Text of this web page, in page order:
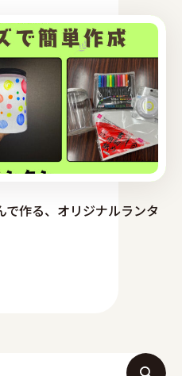
作る、オリジナルランタ